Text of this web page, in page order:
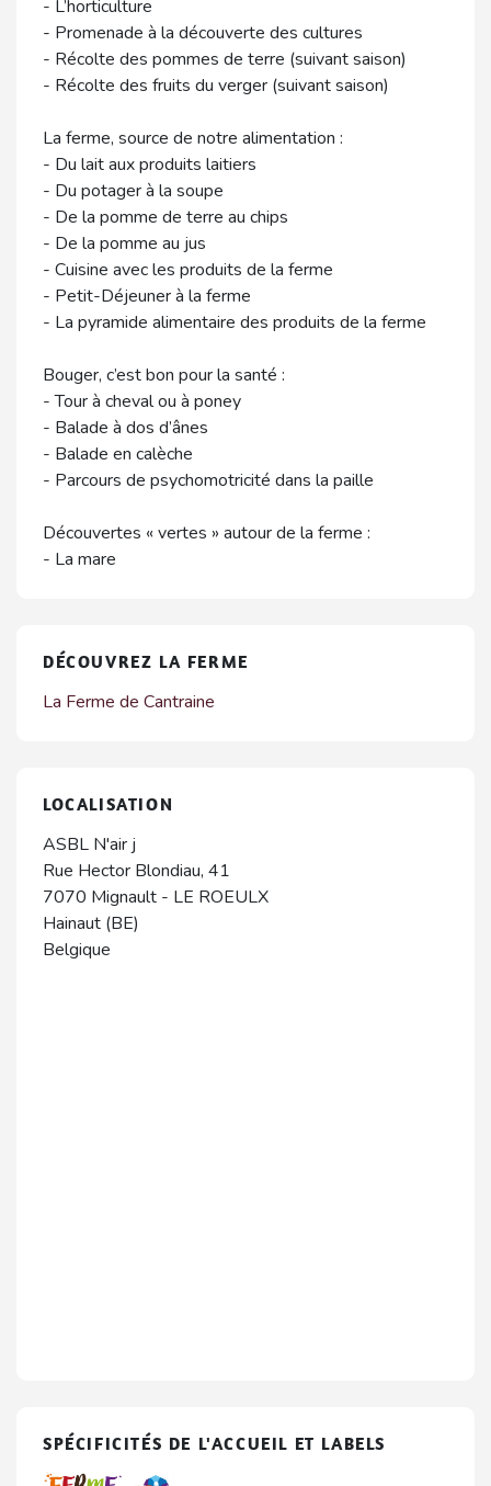
- L’horticulture
- Promenade à la découverte des cultures
- Récolte des pommes de terre (suivant saison)
- Récolte des fruits du verger (suivant saison)
La ferme, source de notre alimentation :
- Du lait aux produits laitiers
- Du potager à la soupe
- De la pomme de terre au chips
- De la pomme au jus
- Cuisine avec les produits de la ferme
- Petit-Déjeuner à la ferme
- La pyramide alimentaire des produits de la ferme
Bouger, c’est bon pour la santé :
- Tour à cheval ou à poney
- Balade à dos d’ânes
- Balade en calèche
- Parcours de psychomotricité dans la paille
Découvertes « vertes » autour de la ferme :
- La mare
DÉCOUVREZ LA FERME
La Ferme de Cantraine
LOCALISATION
ASBL N'air j
Rue Hector Blondiau, 41
7070 Mignault - LE ROEULX
Hainaut (BE)
Belgique
SPÉCIFICITÉS DE L'ACCUEIL ET LABELS